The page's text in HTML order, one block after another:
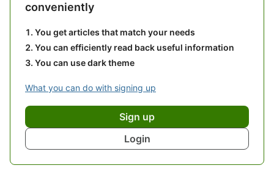
conveniently
You get articles that match your needs
You can efficiently read back useful information
You can use dark theme
What you can do with signing up
Sign up
Login